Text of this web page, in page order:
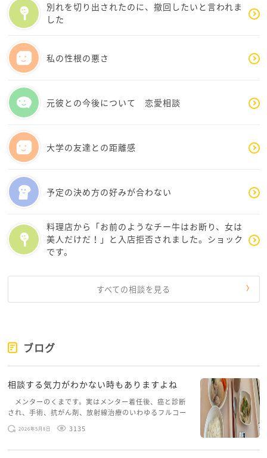
別れを切り出されたのに、撤回したいと言われま
した
私の性根の悪さ
元彼との今後について 恋愛相談
大学の友達との距離感
予定の決め方の好みが合わない
料理店から「お前のようなチー牛はお断り、女は
美人だけだ！」と入店拒否されました。ショック
です。
すべての相談を見る
ブログ
相談する気力がわかない時もありますよね
メンターのくまです。実はメンター着任後、癌と診断
され、手術、抗がん剤、放射線治療のいわゆるフルコー
スを体験していて、しばらくメンターカフェに来られて
いませんでした。体力だけでなく、気力も落ちパソコン
2026年5月8日 3135